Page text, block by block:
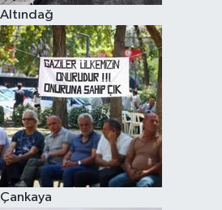
Altındağ
Çankaya